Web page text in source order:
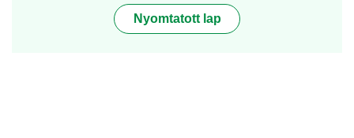
Nyomtatott lap